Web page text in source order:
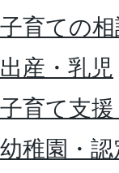
子育ての相
出産・乳児
子育て支
幼稚園・